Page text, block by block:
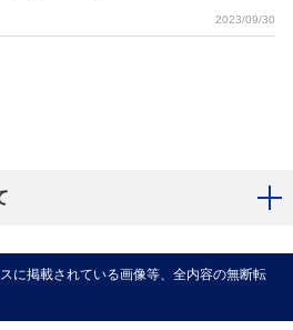
2023/09/30
に掲載されている画像等、全内容の無断転